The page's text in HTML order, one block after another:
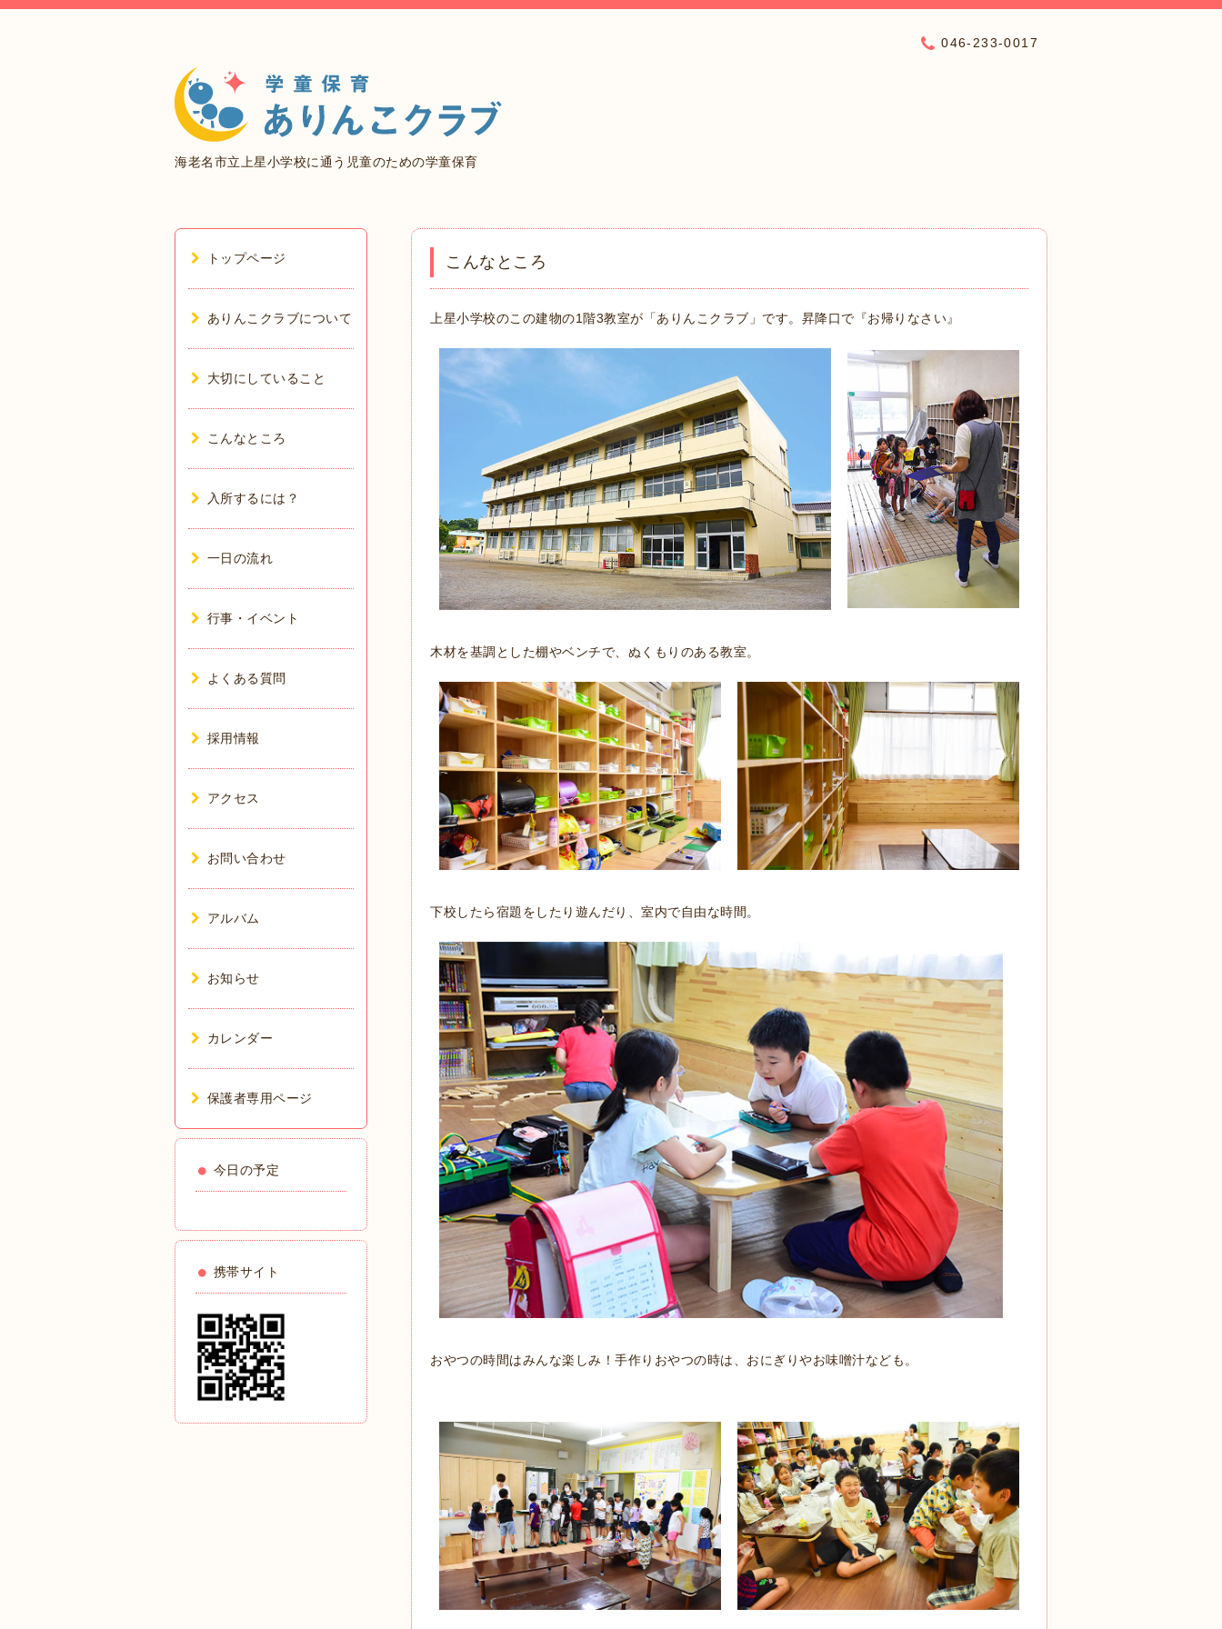
海老名市立上星小学校に通う児童のための学童保育
046-233-0017
こんなところ
上星小学校のこの建物の1階3教室が「ありんこクラブ」です。昇降口で『お帰りなさい』
木材を基調とした棚やベンチで、ぬくもりのある教室。
下校したら宿題をしたり遊んだり、室内で自由な時間。
おやつの時間はみんな楽しみ！手作りおやつの時は、おにぎりやお味噌汁なども。
トップページ
ありんこクラブについて
大切にしていること
こんなところ
入所するには？
一日の流れ
行事・イベント
よくある質問
採用情報
アクセス
お問い合わせ
アルバム
お知らせ
カレンダー
保護者専用ページ
今日の予定
携帯サイト